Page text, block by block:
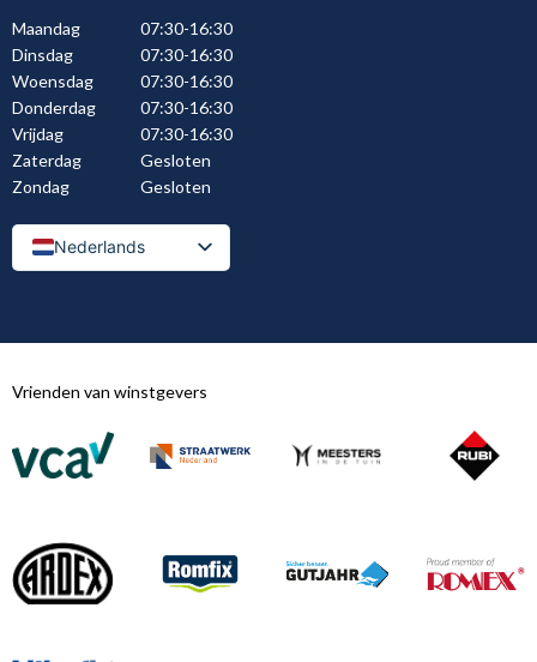
Maandag
07:30-16:30
Dinsdag
07:30-16:30
Woensdag
07:30-16:30
Donderdag
07:30-16:30
Vrijdag
07:30-16:30
Zaterdag
Gesloten
Zondag
Gesloten
Nederlands
Vrienden van winstgevers